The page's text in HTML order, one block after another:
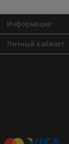
Информация
Личный кабинет